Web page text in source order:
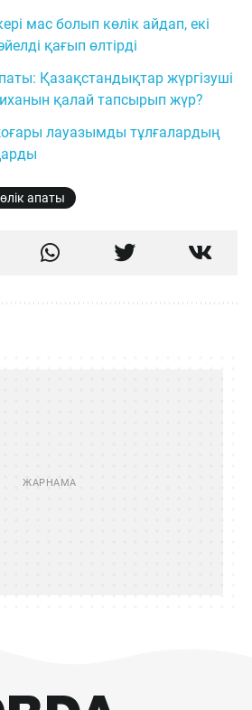
мас болып көлік айдап, екі
қағып өлтірді
Қазақстандықтар жүргізуші
қалай тапсырып жүр?
лауазымды тұлғалардың
апаты